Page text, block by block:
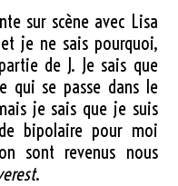
sur scène avec Lisa
je ne sais pourquoi,
de J. Je sais que
qui se passe dans le
je sais que je suis
bipolaire pour moi
sont revenus nous
.